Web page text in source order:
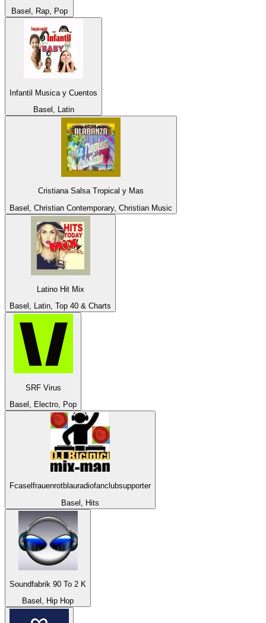
Basel, Rap, Pop
Infantil Musica y Cuentos
Basel, Latin
Cristiana Salsa Tropical y Mas
Basel, Christian Contemporary, Christian Music
Latino Hit Mix
Basel, Latin, Top 40 & Charts
SRF Virus
Basel, Electro, Pop
Fcaselfrauenrotblauradiofanclubsupporter
Basel, Hits
Soundfabrik 90 To 2 K
Basel, Hip Hop